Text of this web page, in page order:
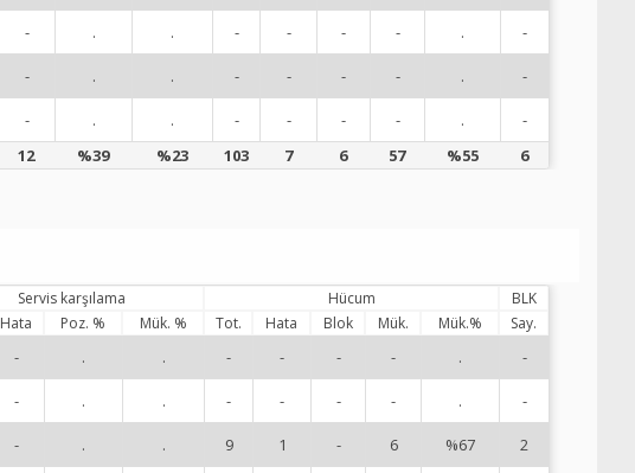
- . . - - - - . -
- . . - - - - . -
- . . - - - - .
-
12 %39 %23 103 7 6 57 %55 6
Servis karşılama Hücum
BLK
Hata Poz. % Mük. % Tot. Hata Blok Mük. Mük.% Say.
- . . - - - - . -
- . . - - - - . -
- . . 9 1 - 6 %67 2